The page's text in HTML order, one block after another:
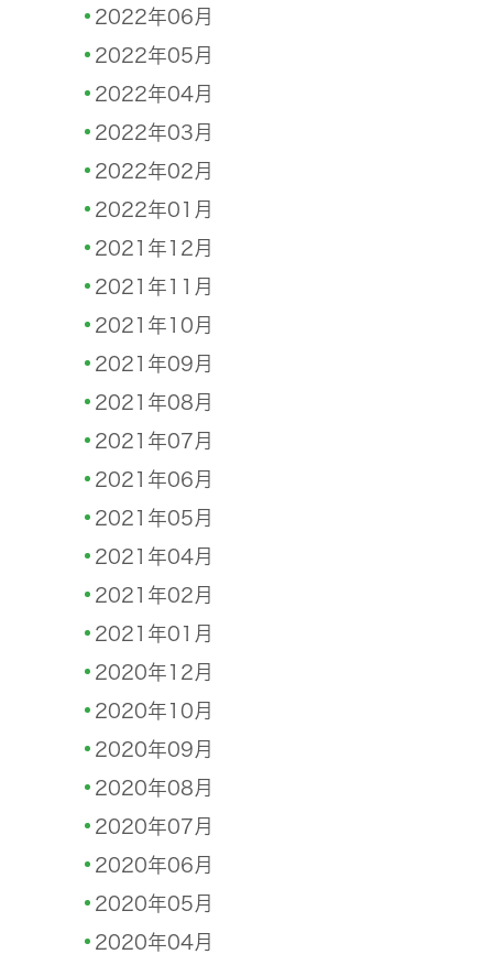
2022年06月
2022年05月
2022年04月
2022年03月
2022年02月
2022年01月
2021年12月
2021年11月
2021年10月
2021年09月
2021年08月
2021年07月
2021年06月
2021年05月
2021年04月
2021年02月
2021年01月
2020年12月
2020年10月
2020年09月
2020年08月
2020年07月
2020年06月
2020年05月
2020年04月